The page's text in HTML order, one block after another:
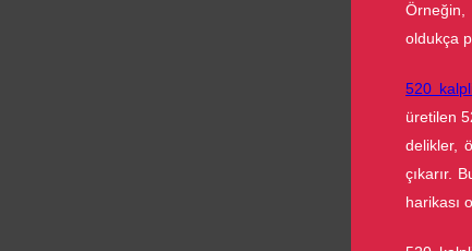
oldukça
520
üretilen
delikler,
çıkarır.
harikası